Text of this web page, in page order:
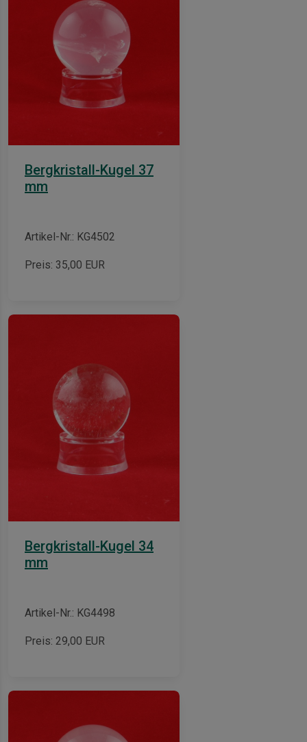
Bergkristall-Kugel 37
mm
Artikel-Nr.: KG4502
Preis: 35,00 EUR
Bergkristall-Kugel 34
mm
Artikel-Nr.: KG4498
Preis: 29,00 EUR